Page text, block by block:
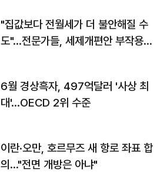
"집값보다 전월세가 더 불안해질 수
도"…전문가들, 세제개편안 부작용
6월 경상흑자, 497억달러 '사상 최
대'…OECD 2위 수준
이란·오만, 호르무즈 새 항로 좌표 합
의…"전면 개방은 아냐"